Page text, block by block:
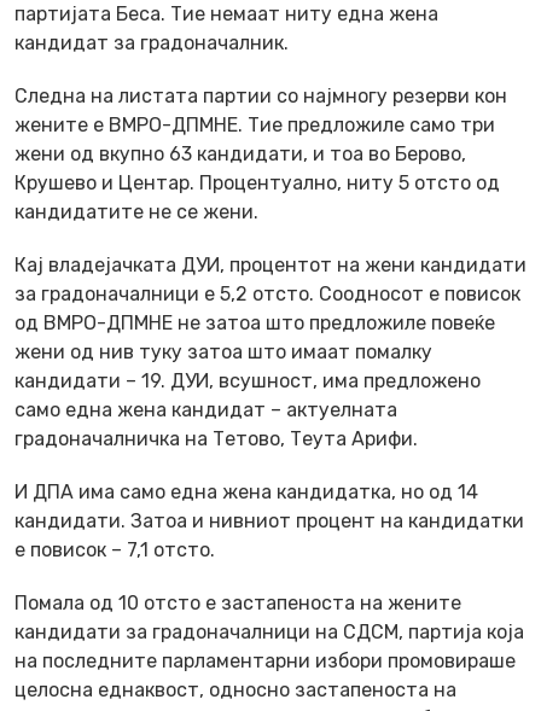
партијата Беса. Тие немаат ниту една жена
кандидат за градоначалник.
Следна на листата партии со најмногу резерви кон
жените е ВМРО-ДПМНЕ. Тие предложиле само три
жени од вкупно 63 кандидати, и тоа во Берово,
Крушево и Центар. Процентуално, ниту 5 отсто од
кандидатите не се жени.
Кај владејачката ДУИ, процентот на жени кандидати
за градоначалници е 5,2 отсто. Соодносот е повисок
од ВМРО-ДПМНЕ не затоа што предложиле повеќе
жени од нив туку затоа што имаат помалку
кандидати – 19. ДУИ, всушност, има предложено
само една жена кандидат – актуелната
градоначалничка на Тетово, Теута Арифи.
И ДПА има само една жена кандидатка, но од 14
кандидати. Затоа и нивниот процент на кандидатки
е повисок – 7,1 отсто.
Помала од 10 отсто е застапеноста на жените
кандидати за градоначалници на СДСМ, партија која
на последните парламентарни избори промовираше
целосна еднаквост, односно застапеноста на